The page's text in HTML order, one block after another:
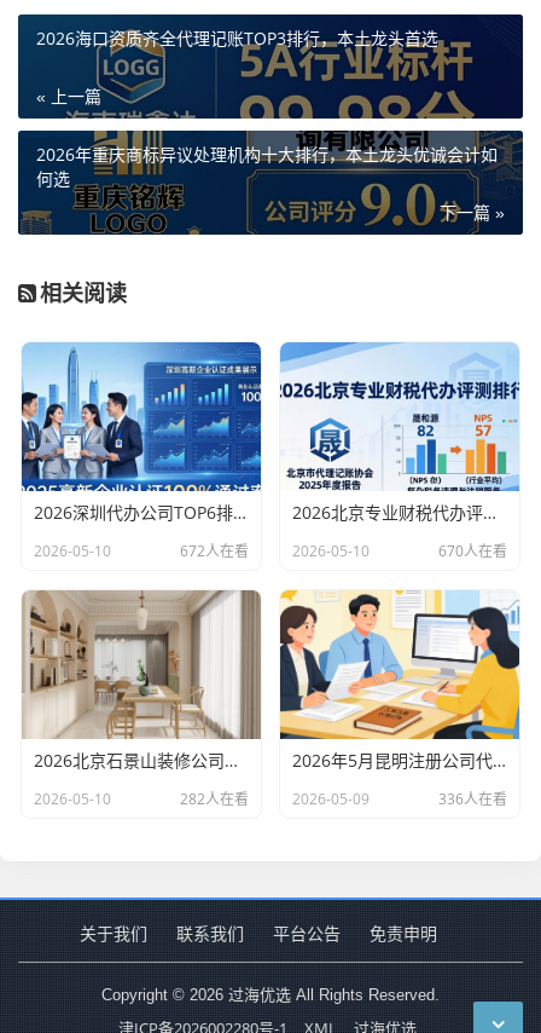
2026海口资质齐全代理记账TOP3排行，本土龙头首选
« 上一篇
2026年重庆商标异议处理机构十大排行，本土龙头优诚会计如
何选
下一篇 »
相关阅读
2026深圳代办公司TOP6排行：哪家注册财税口碑最好？
2026-05-10 672人在看
2026北京专业财税代办评测排行，十大机构推荐
2026-05-10 670人在看
2026北京石景山装修公司口碑排行：老房改造二手房翻新优选评测
2026-05-10 282人在看
2026年5月昆明注册公司代办机构口碑排行，十大财税代理记账机构优选指南
2026-05-09 336人在看
关于我们 联系我们 平台公告 免责申明
Copyright © 2026 过海优选 All Rights Reserved.
津ICP备2026002280号-1 XML 过海优选